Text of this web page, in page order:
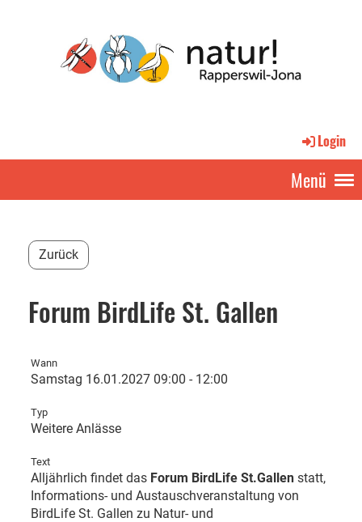
Login
Menü
Zurück
Forum BirdLife St. Gallen
Wann
Samstag 16.01.2027 09:00 - 12:00
Typ
Weitere Anlässe
Text
Alljährlich findet das Forum BirdLife St.Gallen statt,
Informations- und Austauschveranstaltung von
BirdLife St. Gallen zu Natur- und